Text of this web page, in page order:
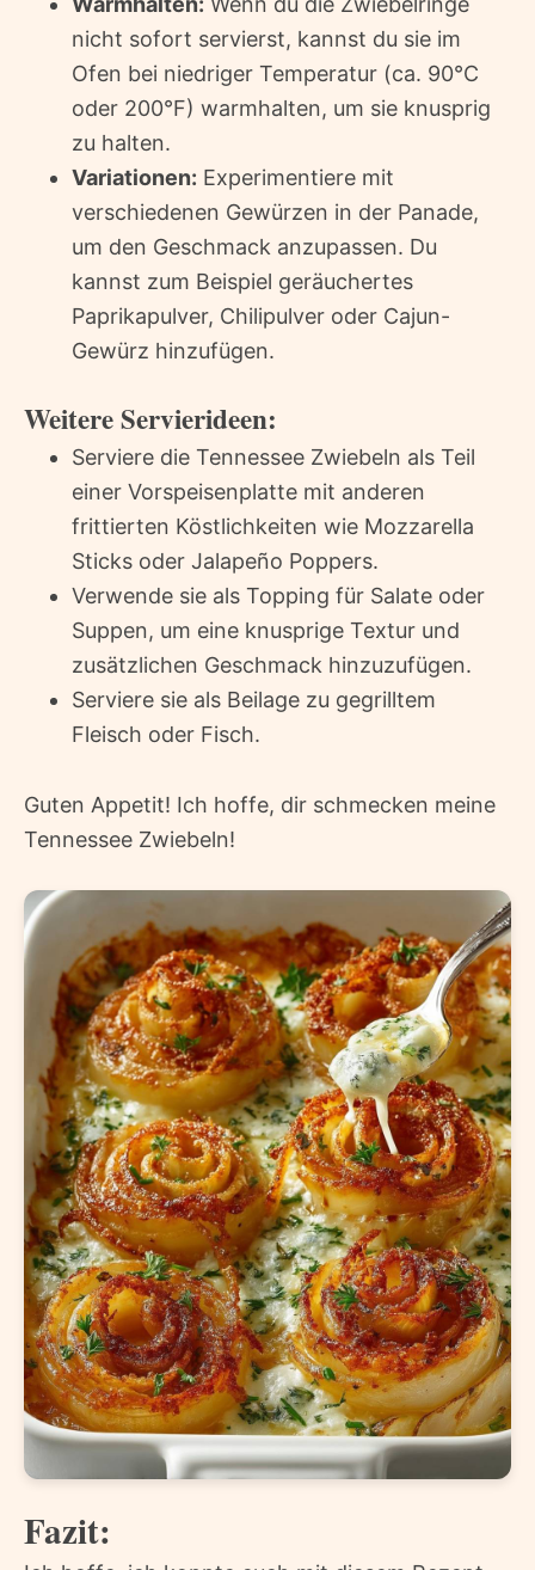
nicht sofort servierst, kannst du sie im
Ofen bei niedriger Temperatur (ca. 90°C
oder 200°F) warmhalten, um sie knusprig
zu halten.
Variationen: Experimentiere mit
verschiedenen Gewürzen in der Panade,
um den Geschmack anzupassen. Du
kannst zum Beispiel geräuchertes
Paprikapulver, Chilipulver oder Cajun-
Gewürz hinzufügen.
Weitere Servierideen:
Serviere die Tennessee Zwiebeln als Teil
einer Vorspeisenplatte mit anderen
frittierten Köstlichkeiten wie Mozzarella
Sticks oder Jalapeño Poppers.
Verwende sie als Topping für Salate oder
Suppen, um eine knusprige Textur und
zusätzlichen Geschmack hinzuzufügen.
Serviere sie als Beilage zu gegrilltem
Fleisch oder Fisch.
Guten Appetit! Ich hoffe, dir schmecken meine
Tennessee Zwiebeln!
Fazit: